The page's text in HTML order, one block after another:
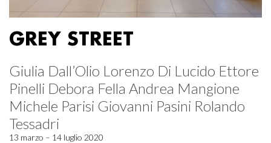
GREY STREET
Giulia Dall’Olio Lorenzo Di Lucido Ettore
Pinelli Debora Fella Andrea Mangione
Michele Parisi Giovanni Pasini Rolando
Tessadri
13 marzo – 14 luglio 2020